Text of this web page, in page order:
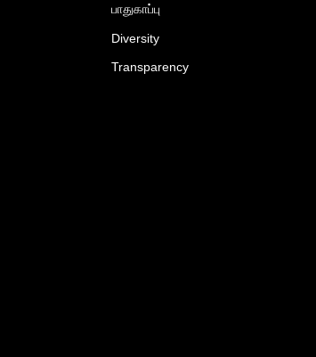
பாதுகாப்பு
Diversity
Transparency